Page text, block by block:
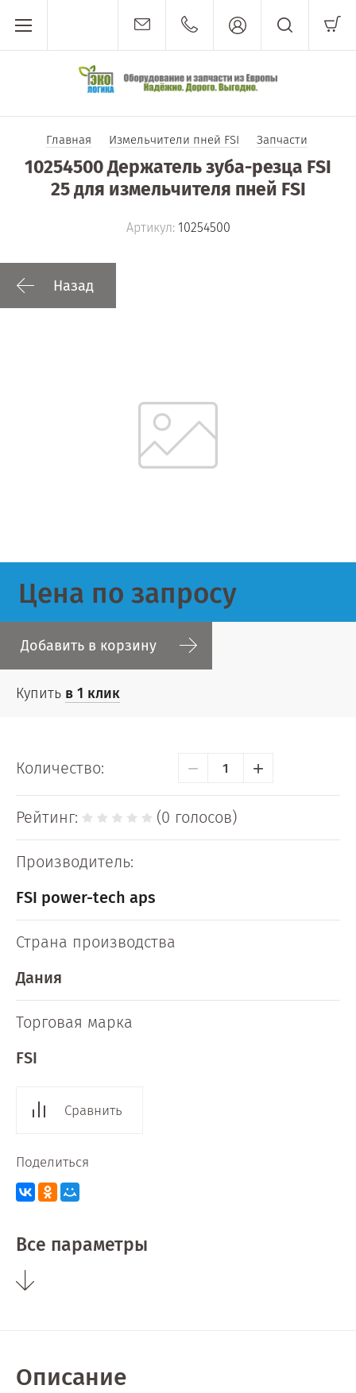
Главная Измельчители пней FSI Запчасти
10254500 Держатель зуба-резца FSI
25 для измельчителя пней FSI
Артикул:10254500
Назад
Цена по запросу
Добавить в корзину
Купить в 1 клик
Количество: − +
Рейтинг: (0 голосов)
Производитель:
FSI power-tech aps
Страна производства
Дания
Торговая марка
FSI
Сравнить
Поделиться
Все параметры
Описание